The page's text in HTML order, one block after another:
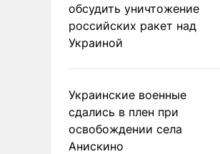
обсудить уничтожение
российских ракет над
Украиной
Украинские военные
сдались в плен при
освобождении села
Анискино